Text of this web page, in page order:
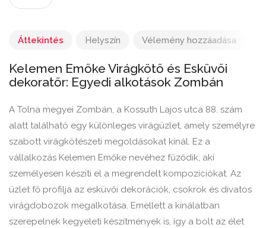
Áttekintés Helyszín Vélemény hozzáadása
Kelemen Emőke Virágkötő és Esküvői
dekoratőr: Egyedi alkotások Zombán
A Tolna megyei Zombán, a Kossuth Lajos utca 88. szám
alatt található egy különleges virágüzlet, amely személyre
szabott virágkötészeti megoldásokat kínál. Ez a
vállalkozás Kelemen Emőke nevéhez fűződik, aki
személyesen készíti el a megrendelt kompozíciókat. Az
üzlet fő profilja az esküvői dekorációk, csokrok és divatos
virágdobozok megalkotása. Emellett a kínálatban
szerepelnek kegyeleti készítmények is, így a bolt az élet